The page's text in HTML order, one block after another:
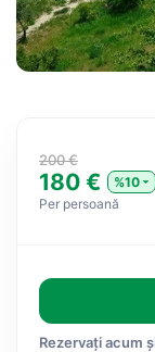
200 €
180 €
%10
Per persoană
Rezervați acum